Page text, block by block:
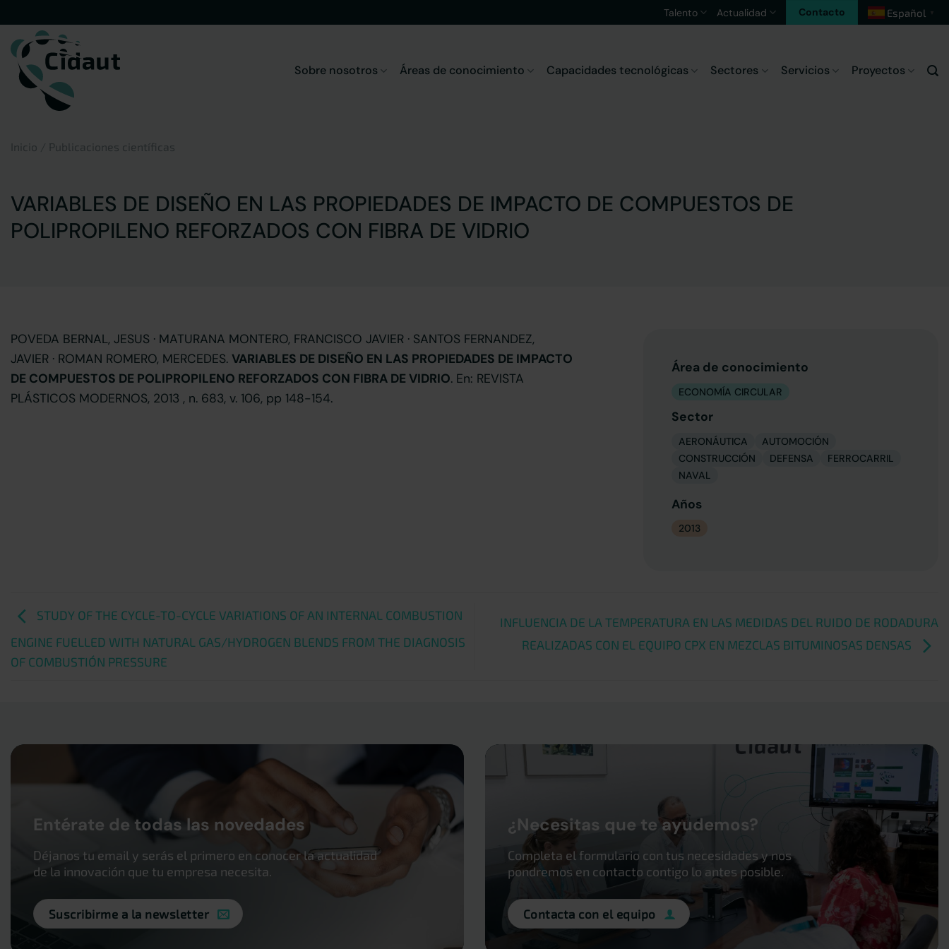
al
contenido
Talento Actualidad Contacto Español ▼
Sobre nosotros Áreas de conocimiento Capacidades tecnológicas Sectores Servicios Proyectos
Inicio Publicaciones científicas
VARIABLES DE DISEÑO EN LAS PROPIEDADES DE IMPACTO DE COMPUESTOS DE
POLIPROPILENO REFORZADOS CON FIBRA DE VIDRIO
POVEDA BERNAL, JESUS · MATURANA MONTERO, FRANCISCO JAVIER · SANTOS FERNANDEZ,
JAVIER · ROMAN ROMERO, MERCEDES. VARIABLES DE DISEÑO EN LAS PROPIEDADES DE IMPACTO
DE COMPUESTOS DE POLIPROPILENO REFORZADOS CON FIBRA DE VIDRIO. En: REVISTA
PLÁSTICOS MODERNOS, 2013 , n. 683, v. 106, pp 148-154.
Área de conocimiento
ECONOMÍA CIRCULAR
Sector
AERONÁUTICA
AUTOMOCIÓN
CONSTRUCCIÓN
DEFENSA
FERROCARRIL
NAVAL
Años
2013
STUDY OF THE CYCLE-TO-CYCLE VARIATIONS OF AN INTERNAL COMBUSTION
ENGINE FUELLED WITH NATURAL GAS/HYDROGEN BLENDS FROM THE DIAGNOSIS
OF COMBUSTIÓN PRESSURE
INFLUENCIA DE LA TEMPERATURA EN LAS MEDIDAS DEL RUIDO DE RODADURA
REALIZADAS CON EL EQUIPO CPX EN MEZCLAS BITUMINOSAS DENSAS
Entérate de todas las novedades
Déjanos tu email y serás el primero en conocer la actualidad
de la innovación que tu empresa necesita.
Suscribirme a la newsletter
¿Necesitas que te ayudemos?
Completa el formulario con tus necesidades y nos
pondremos en contacto contigo lo antes posible.
Contacta con el equipo